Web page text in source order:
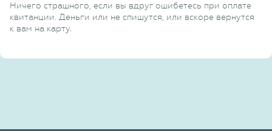
Ничего страшного, если вы вдруг ошибетесь при оплате
квитанции. Деньги или не спишутся, или вскоре вернутся
к вам на карту.